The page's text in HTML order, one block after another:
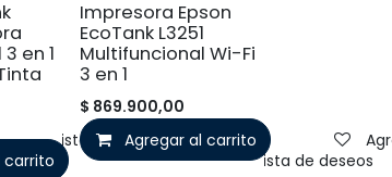
a la lista de deseos
en 1
carrito
Agregar a la lista de deseos
Impresora Epson
EcoTank L3251
Multifuncional Wi-Fi
3 en 1
$ 869.900,00
Agregar al carrito